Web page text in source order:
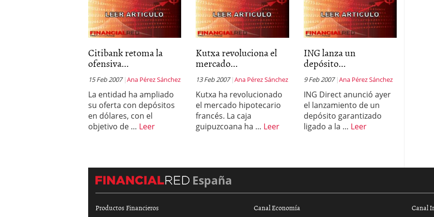
Citibank retoma la
ofensiva...
15 Feb 2007 Ana Pérez Sánchez
La entidad ha ampliado
su oferta con depósitos
en dólares, con el
objetivo de … Leer
Kutxa revoluciona el
mercado...
13 Feb 2007 Ana Pérez Sánchez
Kutxa ha revolucionado
el mercado hipotecario
francés. La caja
guipuzcoana ha … Leer
ING lanza un
depósito...
9 Feb 2007 Ana Pérez Sánchez
ING Direct anunció ayer
el lanzamiento de un
depósito garantizado
ligado a la … Leer
España
Productos Financieros Canal Economía Canal